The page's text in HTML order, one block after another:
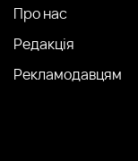
Про нас
Редакція
Рекламодавцям